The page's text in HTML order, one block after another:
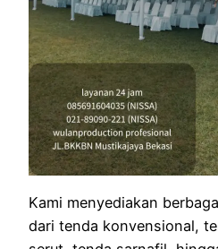
Kami menyediakan
dari tenda konvensional,